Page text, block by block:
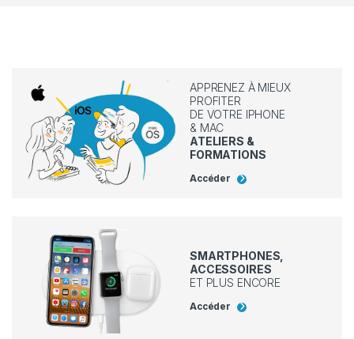
APPRENEZ À MIEUX
PROFITER
DE VOTRE IPHONE
& MAC
ATELIERS &
FORMATIONS
Accéder
SMARTPHONES,
ACCESSOIRES
ET PLUS ENCORE
Accéder